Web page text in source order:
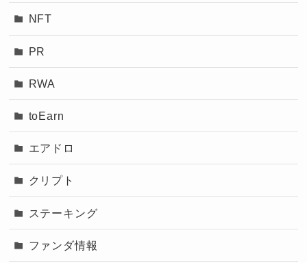
NFT
PR
RWA
toEarn
エアドロ
クリプト
ステーキング
ファンダ情報